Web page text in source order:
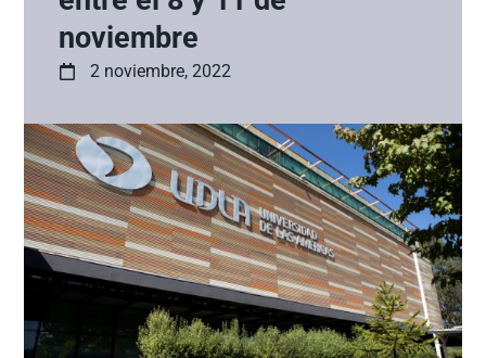
noviembre
2 noviembre, 2022